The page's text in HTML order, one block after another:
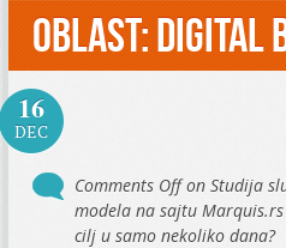
Oblast:Digital
16
DEC
Comments Offon Studija
modela na sajtu
cilj u samo nekoliko dana?